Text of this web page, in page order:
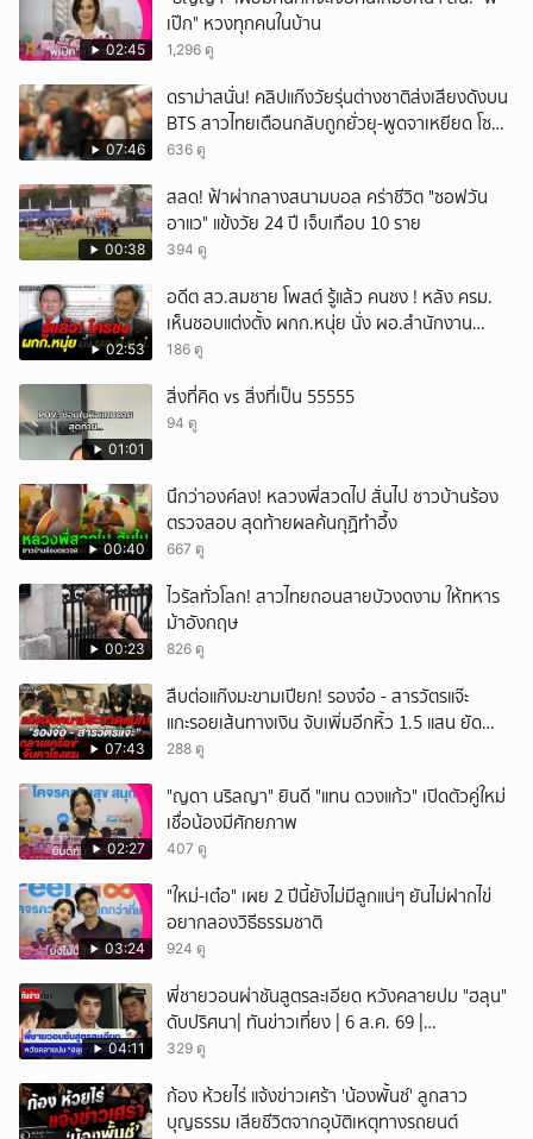
02:45
เป๊ก" หวงทุกคนในบ้าน
1,296 ดู
07:46
ดราม่าสนั่น! คลิปแก๊งวัยรุ่นต่างชาติส่งเสียงดังบน
BTS สาวไทยเตือนกลับถูกยั่วยุ-พูดจาเหยียด โซ
เชียลวิจารณ์เดือด
636 ดู
00:38
สลด! ฟ้าผ่ากลางสนามบอล คร่าชีวิต "ซอฟวัน
อาแว" แข้งวัย 24 ปี เจ็บเกือบ 10 ราย
394 ดู
02:53
อดีต สว.สมชาย โพสต์ รู้แล้ว คนชง ! หลัง ครม.
เห็นชอบแต่งตั้ง ผกก.หนุ่ย นั่ง ผอ.สำนักงาน
ป.ย.ป.
186 ดู
01:01
สิ่งที่คิด vs สิ่งที่เป็น 55555
94 ดู
00:40
นึกว่าองค์ลง! หลวงพี่สวดไป สั่นไป ชาวบ้านร้อง
ตรวจสอบ สุดท้ายผลค้นกุฏิทำอึ้ง
667 ดู
00:23
ไวรัลทั่วโลก! สาวไทยถอนสายบัวงดงาม ให้ทหาร
ม้าอังกฤษ
826 ดู
07:43
สืบต่อแก๊งมะขามเปียก! รองจ๋อ - สารวัตรแจ๊ะ
แกะรอยเส้นทางเงิน จับเพิ่มอีกหิ้ว 1.5 แสน ยัด
สินบน
288 ดู
02:27
"ญดา นริลญา" ยินดี "แทน ดวงแก้ว" เปิดตัวคู่ใหม่
เชื่อน้องมีศักยภาพ
407 ดู
03:24
"ใหม่-เต๋อ" เผย 2 ปีนี้ยังไม่มีลูกแน่ๆ ยันไม่ฝากไข่
อยากลองวิธีธรรมชาติ
924 ดู
04:11
พี่ชายวอนผ่าชันสูตรละเอียด หวังคลายปม "ฮลุน"
ดับปริศนา| ทันข่าวเที่ยง | 6 ส.ค. 69 |
NationTV22
329 ดู
ก้อง ห้วยไร่ แจ้งข่าวเศร้า 'น้องพั้นช์' ลูกสาว
บุญธรรม เสียชีวิตจากอุบัติเหตุทางรถยนต์